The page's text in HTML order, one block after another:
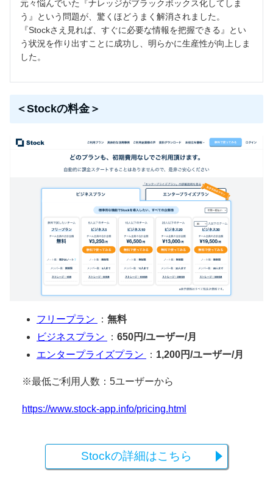
元々悩んでいた『ナレッジがブラックボックス化してしま
う』という問題が、驚くほどうまく解消されました。
『Stockさえ見れば、すぐに必要な情報を把握できる』とい
う状況を作り出すことに成功し、明らかに生産性が向上しま
した。
＜Stockの料金＞
フリープラン ： 無料
ビジネスプラン
： 650円/ユーザー/月
エンタープライズプラン
： 1,200円/ユーザー/月
※最低ご利用人数：5ユーザーから
https://www.stock-app.info/pricing.html
Stockの詳細はこちら